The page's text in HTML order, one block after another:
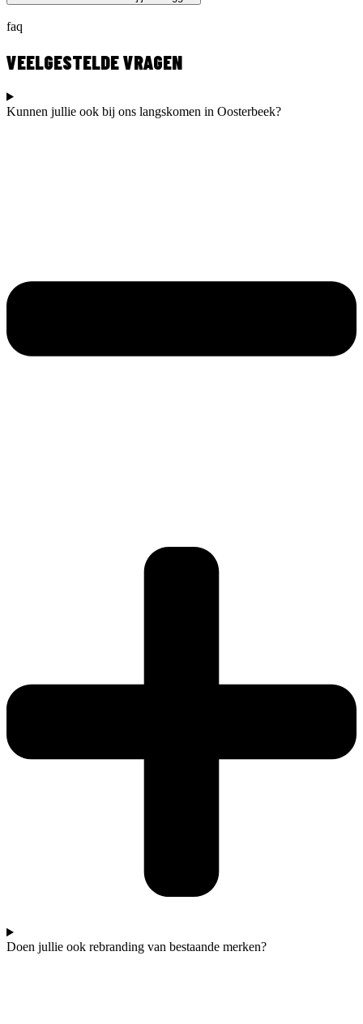
faq
VEELGESTELDE VRAGEN
Kunnen jullie ook bij ons langskomen in Oosterbeek?
Doen jullie ook rebranding van bestaande merken?